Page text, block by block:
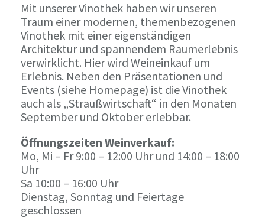
Mit unserer Vinothek haben wir unseren
Traum einer modernen, themenbezogenen
Vinothek mit einer eigenständigen
Architektur und spannendem Raumerlebnis
verwirklicht. Hier wird Weineinkauf um
Erlebnis. Neben den Präsentationen und
Events (siehe Homepage) ist die Vinothek
auch als „Straußwirtschaft“ in den Monaten
September und Oktober erlebbar.
Öffnungszeiten Weinverkauf:
Mo, Mi – Fr 9:00 – 12:00 Uhr und 14:00 – 18:00
Uhr
Sa 10:00 – 16:00 Uhr
Dienstag, Sonntag und Feiertage
geschlossen